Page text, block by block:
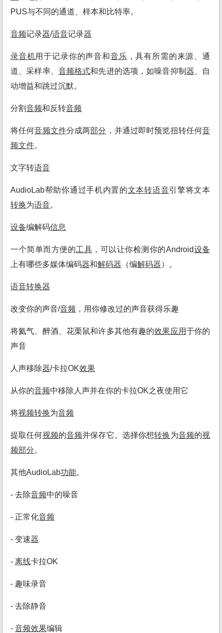
PUS与不同的通道、样本和比特率。
音频记录器/语音记录器
录音机用于记录你的声音和音乐 ，具有所需的来源、通
道、采样率、 音频格式和先进的选项，如噪音抑制 器 、自
动增益和跳过沉默。
分割音频和反转音频
将任何音频文件分成两部分 ，并通过即时预览扭转任何音
频文件。
文字转语音
AudioLab帮助你通过手机内置的文本转语音引擎将文本
转换为语音。
设备编解码信息
一个简单而方便的工具 ，可以让你检测你的Android设备
上有哪些多媒体编码器和解码器 （编解码器）。
语音转换器
改变你的声音/音频 ，用你修改过的声音获得乐趣
将氦气、醉酒、花栗鼠和许多其他有趣的效果应用于你的
声音
人声移除器/卡拉OK效果
从你的音频中移除人声并在你的卡拉OK之夜使用它
将视频转换为音频
提取任何视频的音频并保存它。选择你想转换为音频的视
频部分。
其他AudioLab功能。
- 去除音频中的噪音
- 正常化音频
- 变速器
- 离线卡拉OK
- 趣味录音
- 去除静音
- 音频效果编辑